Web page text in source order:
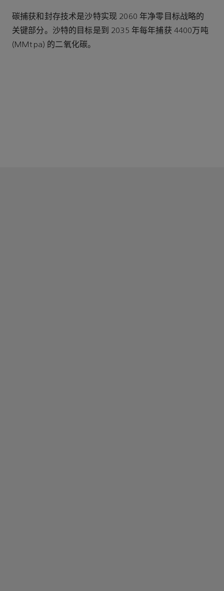
碳捕获和封存技术是沙特实现 2060 年净零目标战略的
关键部分。沙特的目标是到 2035 年每年捕获 4400万吨
(MMtpa) 的二氧化碳。